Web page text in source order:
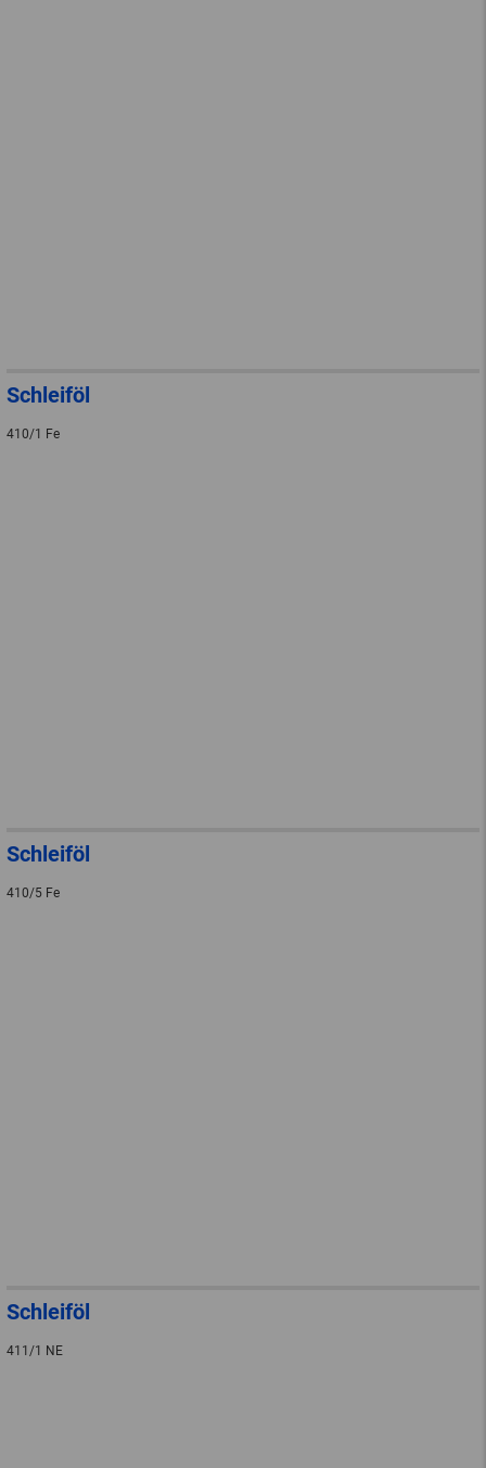
Schleiföl
410/1 Fe
Schleiföl
410/5 Fe
Schleiföl
411/1 NE